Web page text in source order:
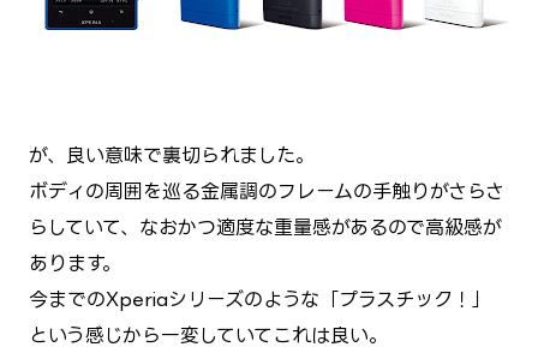
が、良い意味で裏切られました。
ボディの周囲を巡る金属調のフレームの手触りがさらさ
らしていて、なおかつ適度な重量感があるので高級感が
あります。
今までのXperiaシリーズのような「プラスチック！」
という感じから一変していてこれは良い。